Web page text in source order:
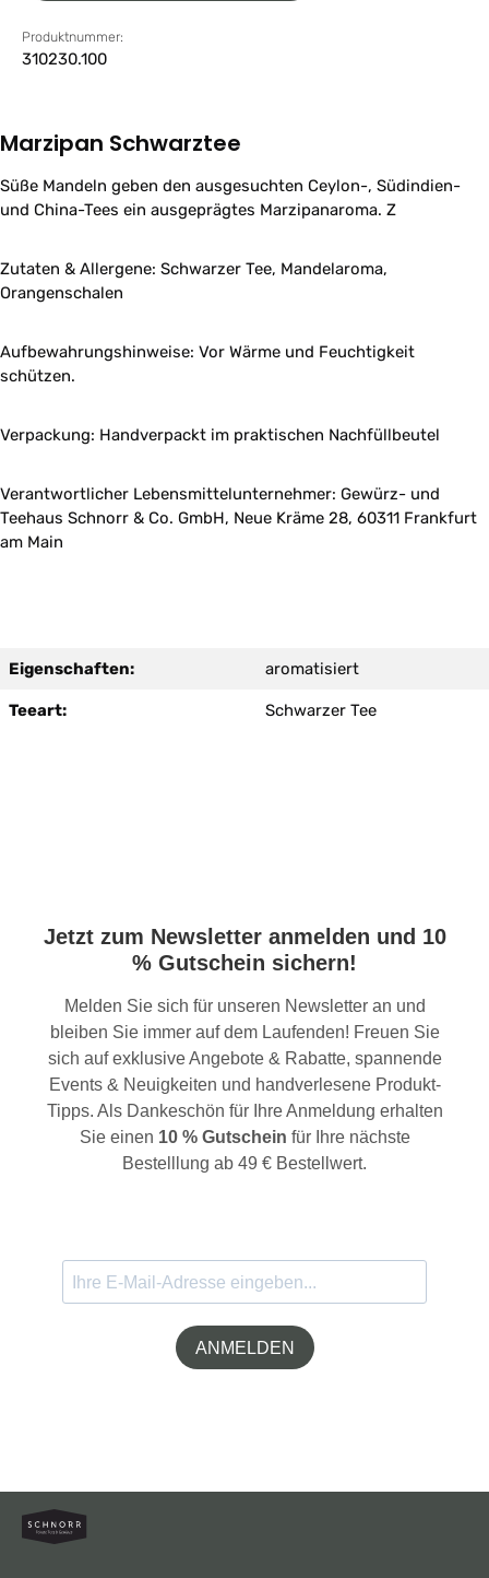
Produktnummer:
310230.100
Marzipan Schwarztee
Süße Mandeln geben den ausgesuchten Ceylon-, Südindien-
und China-Tees ein ausgeprägtes Marzipanaroma. Z
Zutaten & Allergene: Schwarzer Tee, Mandelaroma,
Orangenschalen
Aufbewahrungshinweise: Vor Wärme und Feuchtigkeit
schützen.
Verpackung: Handverpackt im praktischen Nachfüllbeutel
Verantwortlicher Lebensmittelunternehmer: Gewürz- und
Teehaus Schnorr & Co. GmbH, Neue Kräme 28, 60311 Frankfurt
am Main
Eigenschaften: aromatisiert
Teeart: Schwarzer Tee
Jetzt zum Newsletter anmelden und 10
% Gutschein sichern!
Melden Sie sich für unseren Newsletter an und
bleiben Sie immer auf dem Laufenden! Freuen Sie
sich auf exklusive Angebote & Rabatte, spannende
Events & Neuigkeiten und handverlesene Produkt-
Tipps. Als Dankeschön für Ihre Anmeldung erhalten
Sie einen 10 % Gutschein für Ihre nächste
Bestelllung ab 49 € Bestellwert.
ANMELDEN